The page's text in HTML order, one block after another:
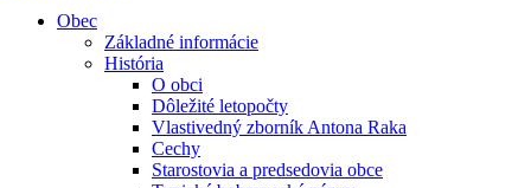
Obec
Základné informácie
História
O obci
Dôležité letopočty
Vlastivedný zborník Antona Raka
Cechy
Starostovia a predsedovia obce